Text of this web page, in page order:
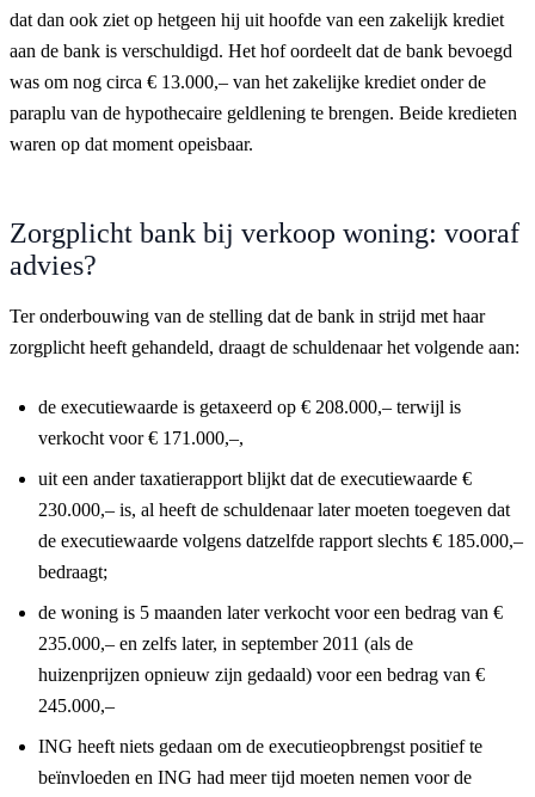
dat dan ook ziet op hetgeen hij uit hoofde van een zakelijk krediet
aan de bank is verschuldigd. Het hof oordeelt dat de bank bevoegd
was om nog circa € 13.000,– van het zakelijke krediet onder de
paraplu van de hypothecaire geldlening te brengen. Beide kredieten
waren op dat moment opeisbaar.
Zorgplicht bank bij verkoop woning: vooraf
advies?
Ter onderbouwing van de stelling dat de bank in strijd met haar
zorgplicht heeft gehandeld, draagt de schuldenaar het volgende aan:
de executiewaarde is getaxeerd op € 208.000,– terwijl is
verkocht voor € 171.000,–,
uit een ander taxatierapport blijkt dat de executiewaarde €
230.000,– is, al heeft de schuldenaar later moeten toegeven dat
de executiewaarde volgens datzelfde rapport slechts € 185.000,–
bedraagt;
de woning is 5 maanden later verkocht voor een bedrag van €
235.000,– en zelfs later, in september 2011 (als de
huizenprijzen opnieuw zijn gedaald) voor een bedrag van €
245.000,–
ING heeft niets gedaan om de executieopbrengst positief te
beïnvloeden en ING had meer tijd moeten nemen voor de